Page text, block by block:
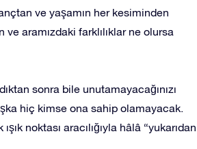
ve yaşamın her kesiminden
aramızdaki farklılıklar ne olursa
sonra bile unutamayacağınızı
hiç kimse ona sahip olamayacak.
noktası aracılığıyla hâlâ “yukarıdan